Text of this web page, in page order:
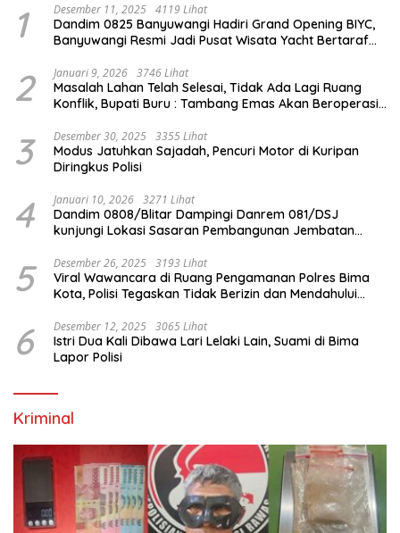
1 Desember 11, 2025 4119 Lihat
Dandim 0825 Banyuwangi Hadiri Grand Opening BIYC,
Banyuwangi Resmi Jadi Pusat Wisata Yacht Bertaraf
2 Januari 9, 2026 3746 Lihat
Masalah Lahan Telah Selesai, Tidak Ada Lagi Ruang
Konflik, Bupati Buru : Tambang Emas Akan Beroperasi
3 Desember 30, 2025 3355 Lihat
Modus Jatuhkan Sajadah, Pencuri Motor di Kuripan
Diringkus Polisi
4 Januari 10, 2026 3271 Lihat
Dandim 0808/Blitar Dampingi Danrem 081/DSJ
kunjungi Lokasi Sasaran Pembangunan Jembatan
5 Desember 26, 2025 3193 Lihat
Viral Wawancara di Ruang Pengamanan Polres Bima
Kota, Polisi Tegaskan Tidak Berizin dan Mendahului
6 Desember 12, 2025 3065 Lihat
Istri Dua Kali Dibawa Lari Lelaki Lain, Suami di Bima
Lapor Polisi
Kriminal